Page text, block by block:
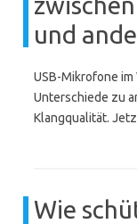
und
USB-Mikrofone
Unterschiede zu
Klangqualität.
Wie